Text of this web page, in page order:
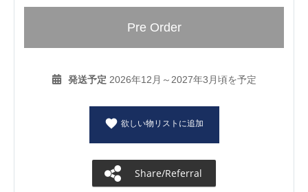
Pre Order
発送予定 2026年12月～2027年3月頃を予定
欲しい物リストに追加
Share/Referral